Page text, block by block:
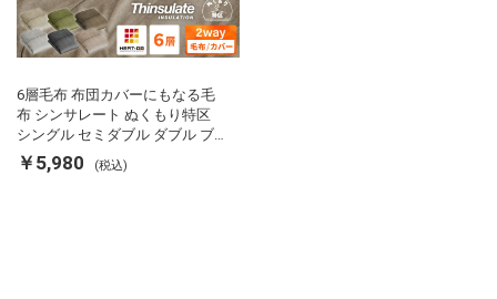
6層毛布 布団カバーにもなる毛
布 シンサレート ぬくもり特区
シングル セミダブル ダブル ブ
ランケット 掛け布団カバー フラ
ンネル 保温 蓄熱 吸湿 発熱 断熱
￥5,980 (税込)